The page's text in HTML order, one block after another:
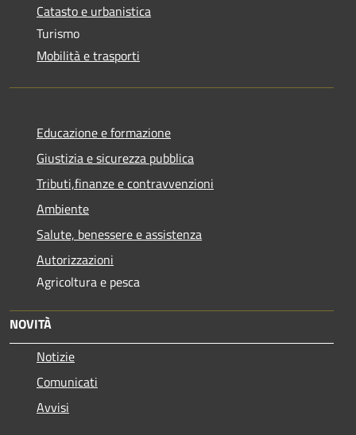
Catasto e urbanistica
Turismo
Mobilità e trasporti
Educazione e formazione
Giustizia e sicurezza pubblica
Tributi,finanze e contravvenzioni
Ambiente
Salute, benessere e assistenza
Autorizzazioni
Agricoltura e pesca
NOVITÀ
Notizie
Comunicati
Avvisi